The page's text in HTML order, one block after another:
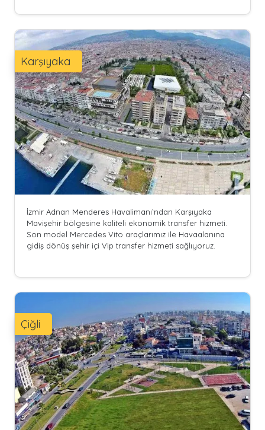
İzmir Adnan Menderes Havalimanı`ndan Karşıyaka
Mavişehir bölgesine kaliteli ekonomik transfer hizmeti.
Son model Mercedes Vito araçlarımız ile Havaalanına
gidiş dönüş şehir içi Vip transfer hizmeti sağlıyoruz.
Karşıyaka
Çiğli